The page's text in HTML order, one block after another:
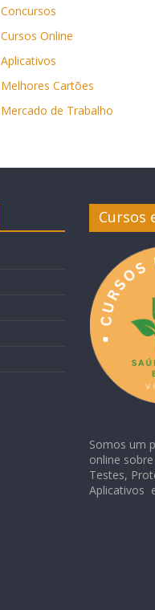
Concursos
Cursos Online
Aplicativos
Melhores Cartões
Mercado de Trabalho
Cursos
Somos um
online
Testes,
Aplicativos